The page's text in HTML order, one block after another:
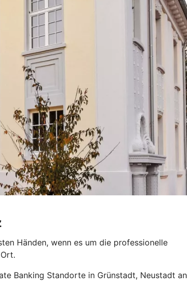
Händen, wenn es um die professionelle
Banking Standorte in Grünstadt, Neustadt an